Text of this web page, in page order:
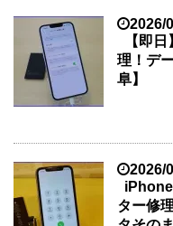
2026/
【即
理！デ
阜】
2026/
ター修